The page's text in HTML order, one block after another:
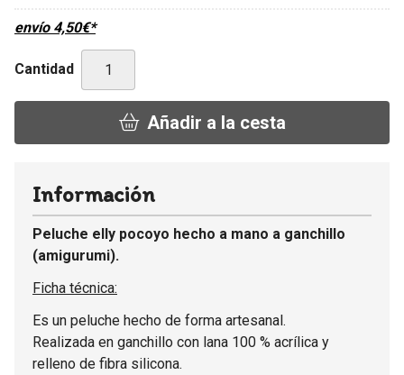
envío 4,50€*
Cantidad
Añadir a la cesta
Información
Peluche elly pocoyo hecho a mano a ganchillo
(amigurumi).
Ficha técnica:
Es un peluche hecho de forma artesanal.
Realizada en ganchillo con lana 100 % acrílica y
relleno de fibra silicona.